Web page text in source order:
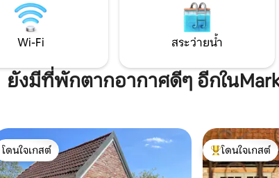
เครื่องเสียง ทีวีขนาด 50" ห้องครัวที่มี
อุปกรณ์ครบครัน พื้นที่รับประทานอาหาร
และห้องอาบน้ำ
Wi-Fi สระว่ายน้ำ
ยังมีที่พักตากอากาศดีๆ อีกใน
โดนใจเกสต์
โดนใจเกสต์
โดนใจเกสต์ที่สุด
โดนใจเกสต์